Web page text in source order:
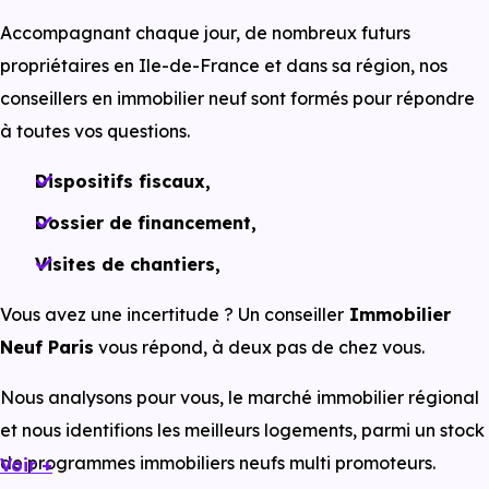
En savoir plus
Nos outils, pensés pour faciliter
votre achat dans le neuf
Un achat dans l'immobilier neuf s'anticipe ! Et quoi de
mieux pour bien se préparer, que de profiter d'outils
ChezImmobilier Neuf Paris, nous avons conçu des
pour les futurs propriétaires. Pour l'achat d'une résidence
principaleneuve enVEFAou pour uninvestissement
locatif, nos outils et ressources pédagogiques réunissent
Accompagnant chaque jour, de nombreux futurs
propriétaires en Ile-de-France et dans sa région, nos
conseillers en immobilier neuf sont formés pour répondre
à toutes vos questions.
Dispositifs fiscaux,
Dossier de financement,
Visites de chantiers,
Vous avez une incertitude ? Un conseiller Immobilier
Neuf Paris vous répond, à deux pas de chez vous.
Nous analysons pour vous, le marché immobilier régional
et nous identifions les meilleurs logements, parmi un stock
de programmes immobiliers neufs multi promoteurs.
Voir +